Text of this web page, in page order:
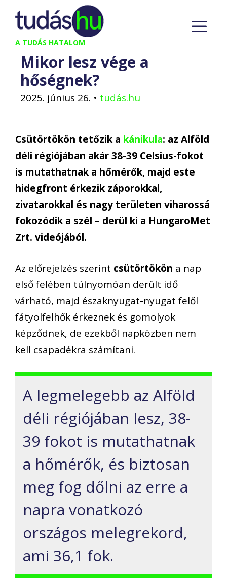
Kilépés
tartalomba
A TUDÁS HATALOM
Mikor lesz vége a
hőségnek?
2025. június 26. • tudás.hu
Csütörtökön tetőzik a kánikula: az Alföld
déli régiójában akár 38-39 Celsius-fokot
is mutathatnak a hőmérők, majd este
hidegfront érkezik záporokkal,
zivatarokkal és nagy területen viharossá
fokozódik a szél – derül ki a HungaroMet
Zrt. videójából.
Az előrejelzés szerint csütörtökön a nap
első felében túlnyomóan derült idő
várható, majd északnyugat-nyugat felől
fátyolfelhők érkeznek és gomolyok
képződnek, de ezekből napközben nem
kell csapadékra számítani.
A legmelegebb az Alföld
déli régiójában lesz, 38-
39 fokot is mutathatnak
a hőmérők, és biztosan
meg fog dőlni az erre a
napra vonatkozó
országos melegrekord,
ami 36,1 fok.